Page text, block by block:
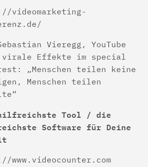
videomarketing-
Vieregg, YouTube
virale Effekte im special
„Menschen teilen keine
Menschen teilen
Tool / die
Software für Deine
www.videocounter.com